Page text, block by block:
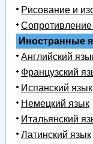
Рисование и
Иностранные
Английский
Французский
Испанский язык
Немецкий язык
Итальянский
Латинский язык